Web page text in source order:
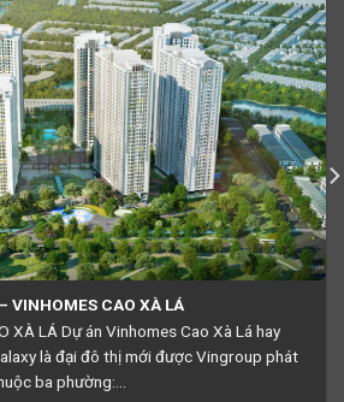
VINHOMES CAO XÀ LÁ
XÀ LÁ Dự án Vinhomes Cao Xà Lá hay
là đại đô thị mới được Vingroup phát
ba phường:...